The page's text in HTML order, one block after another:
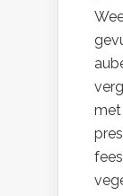
met